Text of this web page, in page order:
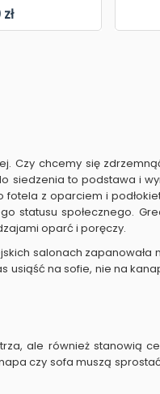
Czy chcemy się
siedzenia to podstawa i
z oparciem i
statusu społecznego.
oparć i poręczy.
salonach
usiąść na sofie, nie na
ale również stanowią
czy sofa muszą